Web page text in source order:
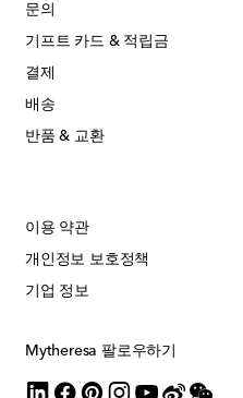
문의
기프트 카드 & 적립금
결제
배송
반품 & 교환
이용 약관
개인정보 보호정책
기업 정보
Mytheresa 팔로우하기